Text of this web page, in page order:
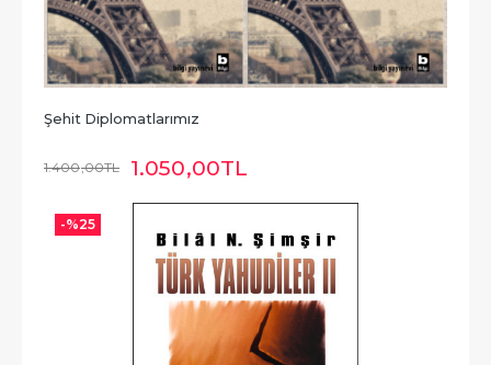
Şehit Diplomatlarımız
1.400,00TL 1.050,00TL
-%25